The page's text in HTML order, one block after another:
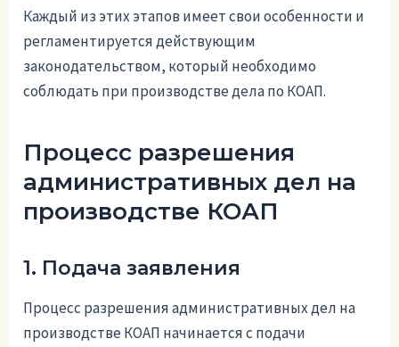
Каждый из этих этапов имеет свои особенности и
регламентируется действующим
законодательством, который необходимо
соблюдать при производстве дела по КОАП.
Процесс разрешения
административных дел на
производстве КОАП
1. Подача заявления
Процесс разрешения административных дел на
производстве КОАП начинается с подачи